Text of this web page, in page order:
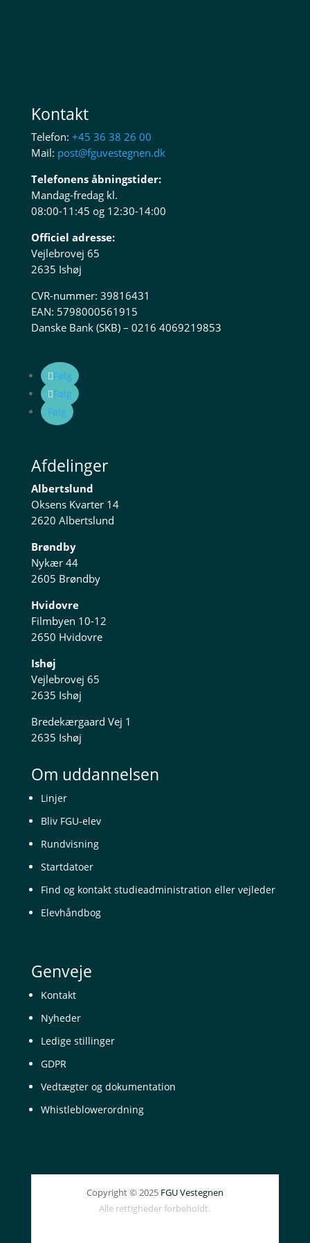
Kontakt
Telefon: +45 36 38 26 00
Mail: post@fguvestegnen.dk
Telefonens åbningstider:
Mandag-fredag kl.
08:00-11:45 og 12:30-14:00
Officiel adresse:
Vejlebrovej 65
2635 Ishøj
CVR-nummer: 39816431
EAN: 5798000561915
Danske Bank (SKB) – 0216 4069219853
Følg
Følg
Følg
Afdelinger
Albertslund
Oksens Kvarter 14
2620 Albertslund
Brøndby
Nykær 44
2605 Brøndby
Hvidovre
Filmbyen 10-12
2650 Hvidovre
Ishøj
Vejlebrovej 65
2635 Ishøj
Bredekærgaard Vej 1
2635 Ishøj
Om uddannelsen
Linjer
Bliv FGU-elev
Rundvisning
Startdatoer
Find og kontakt studieadministration eller vejleder
Elevhåndbog
Genveje
Kontakt
Nyheder
Ledige stillinger
GDPR
Vedtægter og dokumentation
Whistleblowerordning
Copyright © 2025 FGU Vestegnen
Alle rettigheder forbeholdt.